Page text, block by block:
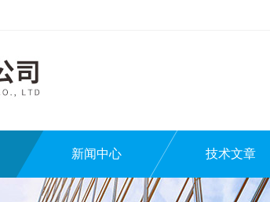
新闻中心 技术文章